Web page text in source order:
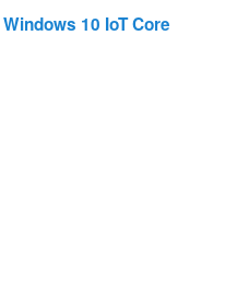
Windows 10 IoT Core